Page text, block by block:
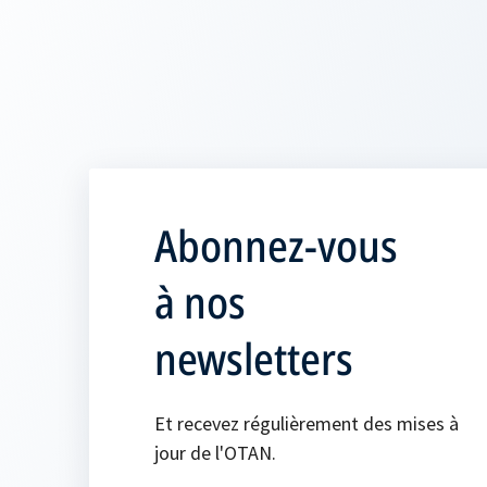
Abonnez-vous
à nos
newsletters
Et recevez régulièrement des mises à
jour de l'OTAN.